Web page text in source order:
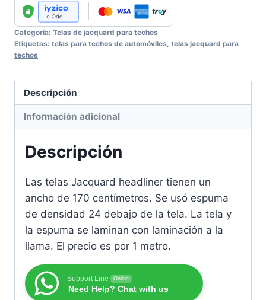
No
:
27
cantidad
Categoría: Telas de jacquard para techos
Etiquetas: telas para techos de automóviles, telas jacquard para
techos
Descripción
Información adicional
Descripción
Las telas Jacquard headliner tienen un
ancho de 170 centímetros. Se usó espuma
de densidad 24 debajo de la tela. La tela y
la espuma se laminan con laminación a la
llama. El precio es por 1 metro.
Support Line Online
Need Help? Chat with us